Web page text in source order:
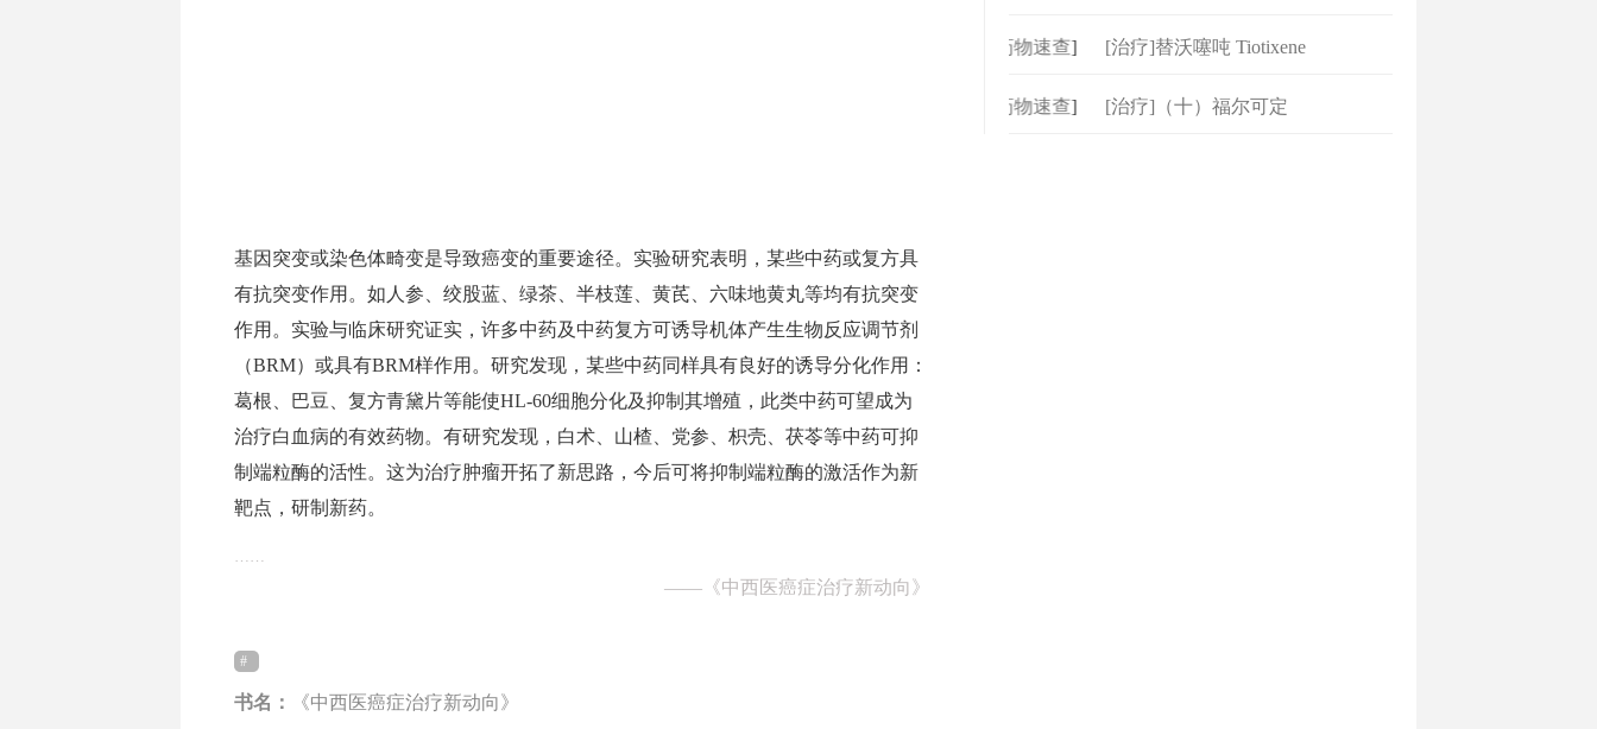
基因突变或染色体畸变是导致癌变的重要途径。实验研究表明，某些中药或复方具
有抗突变作用。如人参、绞股蓝、绿茶、半枝莲、黄芪、六味地黄丸等均有抗突变
作用。实验与临床研究证实，许多中药及中药复方可诱导机体产生生物反应调节剂
（BRM）或具有BRM样作用。研究发现，某些中药同样具有良好的诱导分化作用：
葛根、巴豆、复方青黛片等能使HL‐60细胞分化及抑制其增殖，此类中药可望成为
治疗白血病的有效药物。有研究发现，白术、山楂、党参、枳壳、茯苓等中药可抑
制端粒酶的活性。这为治疗肿瘤开拓了新思路，今后可将抑制端粒酶的激活作为新
靶点，研制新药。
—— 《中西医癌症治疗新动向》
书名：
《中西医癌症治疗新动向》
药物速查] [治疗]替沃噻吨 Tiotixene
药物速查]
[治疗]（十）福尔可定